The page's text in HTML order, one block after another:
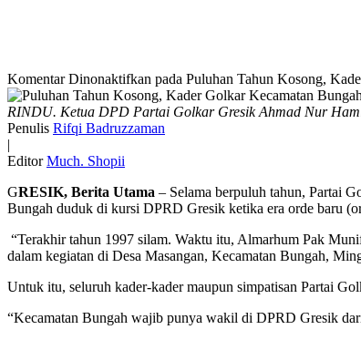
Komentar Dinonaktifkan pada Puluhan Tahun Kosong,
RINDU. Ketua DPD Partai Golkar Gresik Ahmad Nur
Penulis Rifqi Badruzzaman
|
Editor Much. Shopii
GRESIK, Berita Utama – Selama berpuluh tahun, Partai
Bungah duduk di kursi DPRD Gresik ketika era orde baru
“Terakhir tahun 1997 silam. Waktu itu, Almarhum Pak
dalam kegiatan di Desa Masangan, Kecamatan Bungah,
Untuk itu, seluruh kader-kader maupun simpatisan Partai
“Kecamatan Bungah wajib punya wakil di DPRD Gresik